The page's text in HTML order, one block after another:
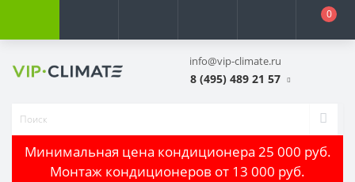
0
info@vip-climate.ru
8 (495) 489 21 57
Минимальная цена кондиционера 25 000 руб.
Монтаж кондиционеров от 13 000 руб.